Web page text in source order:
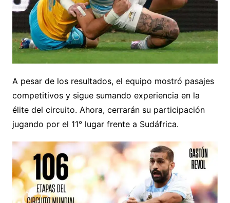
A pesar de los resultados, el equipo mostró pasajes
competitivos y sigue sumando experiencia en la
élite del circuito. Ahora, cerrarán su participación
jugando por el 11° lugar frente a Sudáfrica.